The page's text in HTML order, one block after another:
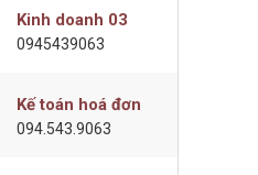
Kinh doanh 03
0945439063
Kế toán hoá đơn
094.543.9063